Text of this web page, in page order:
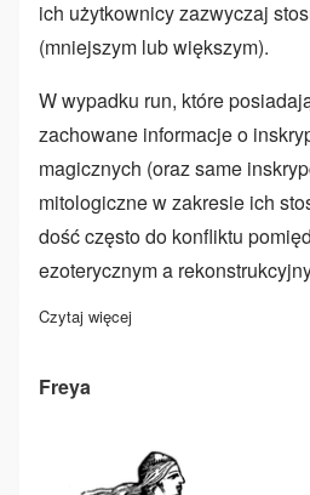
ich użytkownicy zazwyczaj
(mniejszym lub większym).
W wypadku run, które
zachowane informacje o
magicznych (oraz same
mitologiczne w zakresie ich
dość często do konfliktu
ezoterycznym a
Czytaj więcej
Freya